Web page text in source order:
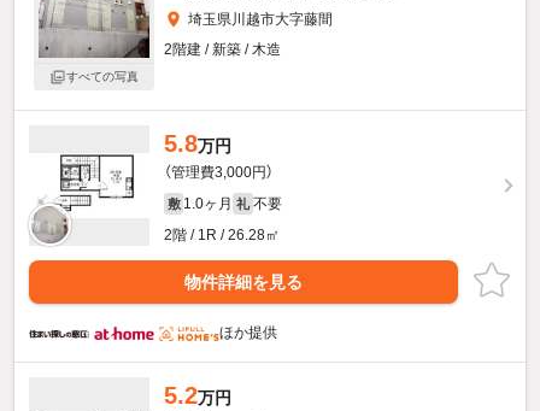
すべての写真
埼玉県川越市大字藤間
2階建 / 新築 / 木造
5.8万円
（管理費3,000円）
敷 1.0ヶ月 礼 不要
2階 / 1R / 26.28㎡
物件詳細を見る
ほか提供
5.2万円